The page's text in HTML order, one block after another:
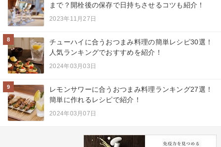
まで？開栓後の保存で日持ちさせるコツも紹介！
2023年11月27日
8
チューハイに合うおつまみ料理の簡単レシピ30選！
人気ランキングでおすすめを紹介！
2024年03月03日
9
レモンサワーに合うおつまみ料理ランキング27選！
簡単に作れるレシピで紹介！
2024年03月07日